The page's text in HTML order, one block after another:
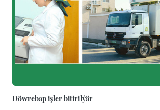
Döwrebap işler bitirilýär